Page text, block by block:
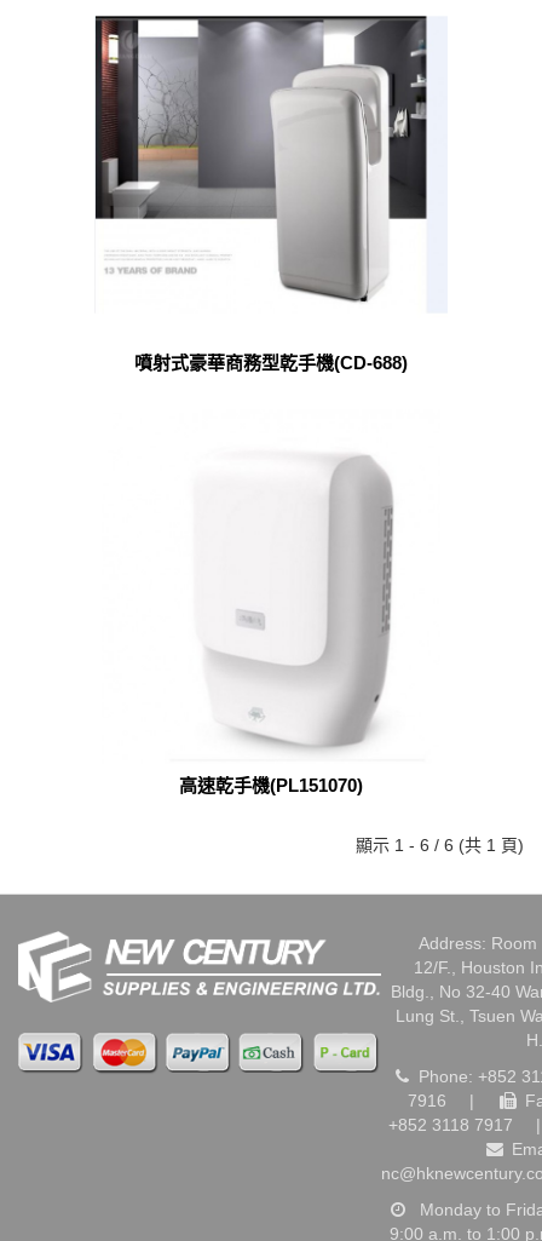
噴射式豪華商務型乾手機(CD-688)
高速乾手機(PL151070)
顯示 1 - 6 / 6 (共 1 頁)
Address: Room
12/F., Houston
Bldg., No 32-40
Lung St., Tsuen
Phone: +852
7916
|
+852 3118 7917
|
Monday to
9:00 a.m. to 1:00